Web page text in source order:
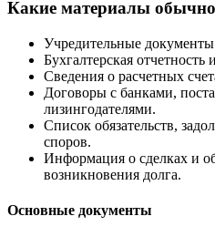
Какие материалы
Учредительные
Бухгалтерская отчетность
Сведения о расчетных
Договоры с банками,
лизингодателями.
Список обязательств,
споров.
Информация о сделках и
возникновения долга.
Основные документы